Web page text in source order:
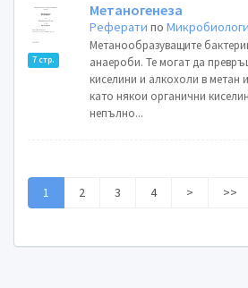
7 стр.
Метаногенеза
Реферати по
Метанообразуващите
анаероби. Те могат да
киселини и алкохоли в метан
като някои органични
непълно...
1 2 3 4 > >>